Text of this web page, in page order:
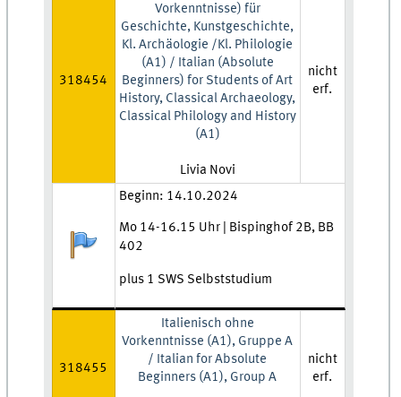
318454
Vorkenntnisse) für
Geschichte, Kunstgeschichte,
Kl. Archäologie /Kl. Philologie
(A1) / Italian (Absolute
Beginners) for Students of Art
History, Classical Archaeology,
Classical Philology and History
(A1)
Lehrkraft:
Livia Novi
nicht
erf.
Anmeldestatus:
Zeit und Ort:
Beginn: 14.10.2024
Mo 14-16.15 Uhr | Bispinghof 2B, BB
402
plus 1 SWS Selbststudium
318455
Italienisch ohne
Vorkenntnisse (A1), Gruppe A
/ Italian for Absolute
Beginners (A1), Group A
nicht
erf.